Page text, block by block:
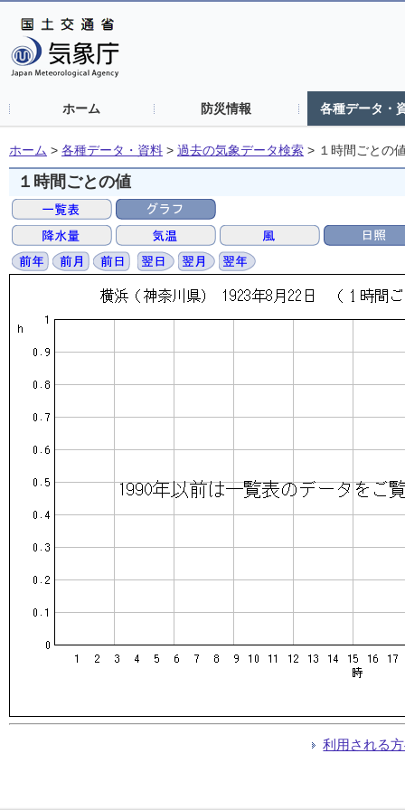
ホーム 防災情報 各種データ・
ホーム > 各種データ・資料 > 過去の気象データ検索 > １時間ごとの
１時間ごとの値
利用される